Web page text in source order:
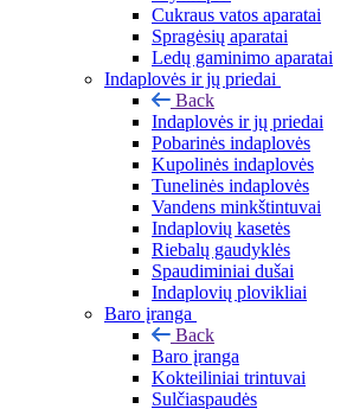
Cukraus vatos aparatai
Spragėsių aparatai
Ledų gaminimo aparatai
Indaplovės ir jų priedai
Back
Indaplovės ir jų priedai
Pobarinės indaplovės
Kupolinės indaplovės
Tunelinės indaplovės
Vandens minkštintuvai
Indaplovių kasetės
Riebalų gaudyklės
Spaudiminiai dušai
Indaplovių plovikliai
Baro įranga
Back
Baro įranga
Kokteiliniai trintuvai
Sulčiaspaudės